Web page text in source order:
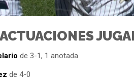
de 3-1, 1 anotada
de 4-0